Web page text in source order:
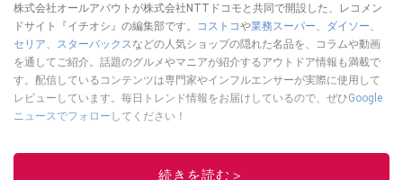
株式会社オールアバウトが株式会社NTTドコモと共同で開設した、レコメン
ドサイト『イチオシ』の編集部です。
コストコや業務スーパー、 ダイソー、
セリア、 スターバックスなどの人気ショップの隠れた名品を、コラムや動画
を通してご紹介。話題のグルメやマニアが紹介するアウトドア情報も満載で
す。配信しているコンテンツは専門家やインフルエンサーが実際に使用して
レビューしています。毎日トレンド情報をお届けしているので、ぜひGoogle
ニュースでフォロー してください！
続きを読む＞